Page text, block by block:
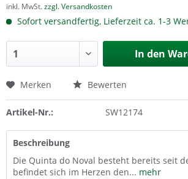
inkl. MwSt.zzgl. Versandkosten
Sofort versandfertig, Lieferzeit ca. 1-3
In den
Merken Bewerten
Artikel-Nr.: SW12174
Beschreibung
Die Quinta do Noval besteht bereits seit
befindet sich im Herzen den... mehr